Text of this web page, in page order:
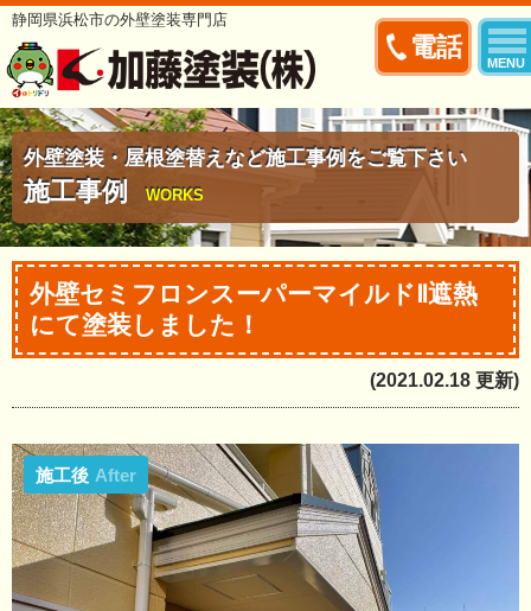
電話
MENU
静岡県浜松市の外壁塗装専門店
外壁塗装・屋根塗替えなど施工事例をご覧下さい
施工事例 WORKS
外壁セミフロンスーパーマイルドⅡ遮熱
にて塗装しました！
(2021.02.18 更新)
施工後 After